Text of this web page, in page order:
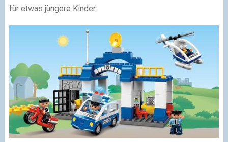
für etwas jüngere Kinder: